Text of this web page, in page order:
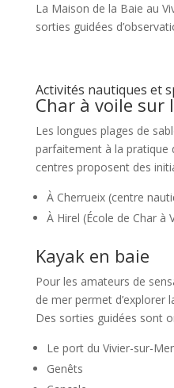
La Maison de la Baie au
sorties guidées
Activités nautiques et
Char à voile sur
Les longues plages de
parfaitement à la pratique
centres proposent des
À Cherrueix (centre
À Hirel (École de Char à
Kayak en baie
Pour les amateurs de
de mer permet d’explorer
Des sorties guidées sont
Le port du Vivier-sur-Mer
Genêts